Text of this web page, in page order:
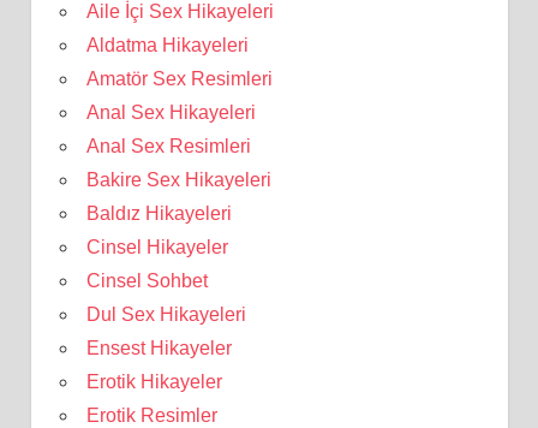
Aile İçi Sex Hikayeleri
Aldatma Hikayeleri
Amatör Sex Resimleri
Anal Sex Hikayeleri
Anal Sex Resimleri
Bakire Sex Hikayeleri
Baldız Hikayeleri
Cinsel Hikayeler
Cinsel Sohbet
Dul Sex Hikayeleri
Ensest Hikayeler
Erotik Hikayeler
Erotik Resimler